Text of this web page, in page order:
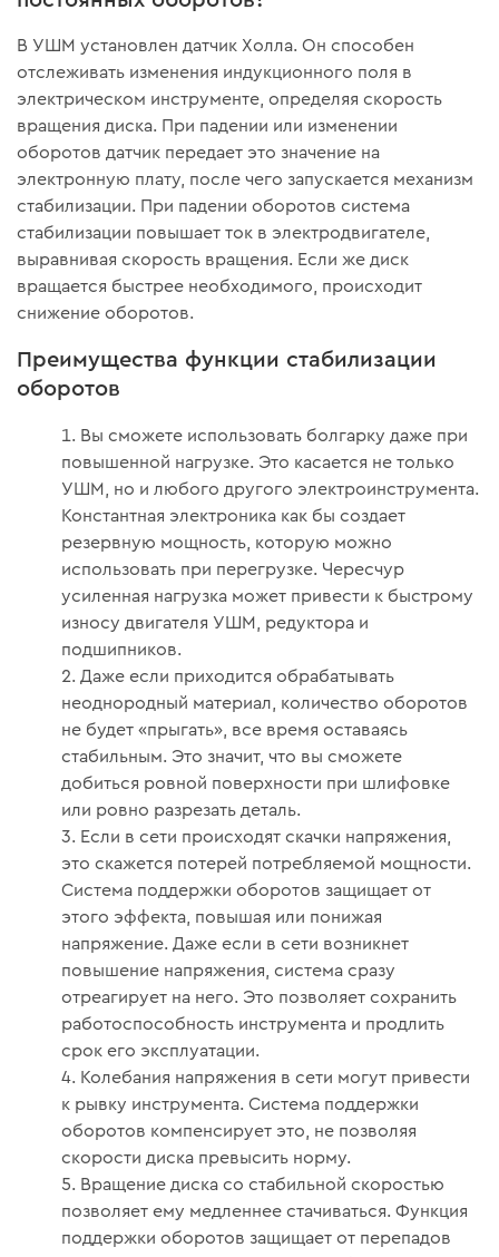
В УШМ установлен датчик Холла. Он способен
отслеживать изменения индукционного поля в
электрическом инструменте, определяя скорость
вращения диска. При падении или изменении
оборотов датчик передает это значение на
электронную плату, после чего запускается механизм
стабилизации. При падении оборотов система
стабилизации повышает ток в электродвигателе,
выравнивая скорость вращения. Если же диск
вращается быстрее необходимого, происходит
снижение оборотов.
Преимущества функции стабилизации
оборотов
Вы сможете использовать болгарку даже при
повышенной нагрузке. Это касается не только
УШМ, но и любого другого электроинструмента.
Константная электроника как бы создает
резервную мощность, которую можно
использовать при перегрузке. Чересчур
усиленная нагрузка может привести к быстрому
износу двигателя УШМ, редуктора и
подшипников.
Даже если приходится обрабатывать
неоднородный материал, количество оборотов
не будет «прыгать», все время оставаясь
стабильным. Это значит, что вы сможете
добиться ровной поверхности при шлифовке
или ровно разрезать деталь.
Если в сети происходят скачки напряжения,
это скажется потерей потребляемой мощности.
Система поддержки оборотов защищает от
этого эффекта, повышая или понижая
напряжение. Даже если в сети возникнет
повышение напряжения, система сразу
отреагирует на него. Это позволяет сохранить
работоспособность инструмента и продлить
срок его эксплуатации.
Колебания напряжения в сети могут привести
к рывку инструмента. Система поддержки
оборотов компенсирует это, не позволяя
скорости диска превысить норму.
Вращение диска со стабильной скоростью
позволяет ему медленнее стачиваться. Функция
поддержки оборотов защищает от перепадов